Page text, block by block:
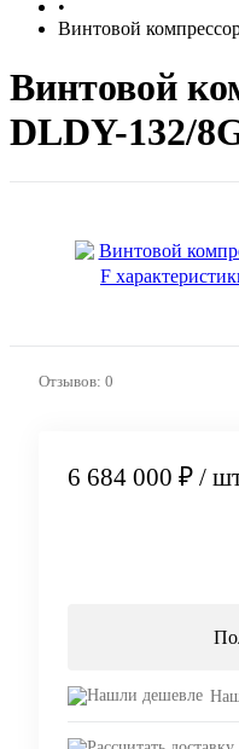
•
Винтовой
Винтовой
DLDY-132/
Отзывов: 0
6 684 000 ₽ /